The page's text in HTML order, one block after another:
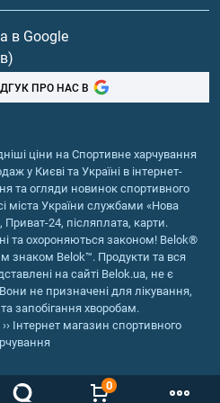
0
захворювання
хвороби та ін.
Силімарин
діабету та стабілізує
початкових стадіях
у складі
Silybum marianum
захворювань,
захищеність організму від
вживання
у
в Google
ПРО НАС В
ціни на Спортивне харчування
у Києві та Україні в інтернет-
та огляди новинок спортивного
міста України службами «Нова
Приват-24, післяплата, карти.
та охороняються законом! Belok®
знаком Belok™. Продукти та вся
на сайті Belok.ua, не є
не призначені для лікування,
запобігання хворобам.
›› Інтернет магазин спортивного